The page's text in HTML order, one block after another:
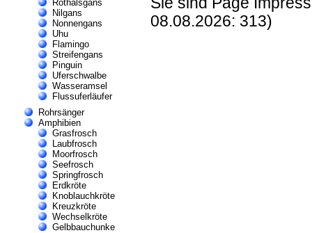
Rothalsgans
Nilgans
Nonnengans
Uhu
Flamingo
Streifengans
Pinguin
Uferschwalbe
Wasseramsel
Flussuferläufer
Rohrsänger
Amphibien
Grasfrosch
Laubfrosch
Moorfrosch
Seefrosch
Springfrosch
Erdkröte
Knoblauchkröte
Kreuzkröte
Wechselkröte
Gelbbauchunke
08.08.2026: 313)